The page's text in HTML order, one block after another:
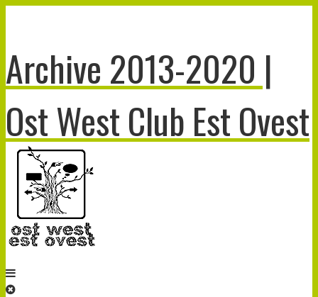
Archive 2013-2020 |
Ost West Club Est Ovest